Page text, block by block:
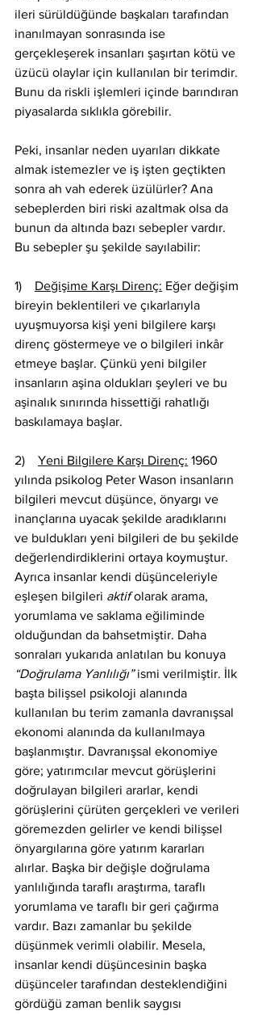
ileri sürüldüğünde başkaları tarafından
inanılmayan sonrasında ise
gerçekleşerek insanları şaşırtan kötü ve
üzücü olaylar için kullanılan bir terimdir.
Bunu da riskli işlemleri içinde barındıran
piyasalarda sıklıkla görebilir.
Peki, insanlar neden uyarıları dikkate
almak istemezler ve iş işten geçtikten
sonra ah vah ederek üzülürler? Ana
sebeplerden biri riski azaltmak olsa da
bunun da altında bazı sebepler vardır.
Bu sebepler şu şekilde sayılabilir:
1) Değişime Karşı Direnç: Eğer değişim
bireyin beklentileri ve çıkarlarıyla
uyuşmuyorsa kişi yeni bilgilere karşı
direnç göstermeye ve o bilgileri inkâr
etmeye başlar. Çünkü yeni bilgiler
insanların aşina oldukları şeyleri ve bu
aşinalık sınırında hissettiği rahatlığı
baskılamaya başlar.
2) Yeni Bilgilere Karşı Direnç: 1960
yılında psikolog Peter Wason insanların
bilgileri mevcut düşünce, önyargı ve
inançlarına uyacak şekilde aradıklarını
ve buldukları yeni bilgileri de bu şekilde
değerlendirdiklerini ortaya koymuştur.
Ayrıca insanlar kendi düşünceleriyle
eşleşen bilgileri aktif olarak arama,
yorumlama ve saklama eğiliminde
olduğundan da bahsetmiştir. Daha
sonraları yukarıda anlatılan bu konuya
“Doğrulama Yanlılığı” ismi verilmiştir. İlk
başta bilişsel psikoloji alanında
kullanılan bu terim zamanla davranışsal
ekonomi alanında da kullanılmaya
başlanmıştır. Davranışsal ekonomiye
göre; yatırımcılar mevcut görüşlerini
doğrulayan bilgileri ararlar, kendi
görüşlerini çürüten gerçekleri ve verileri
göremezden gelirler ve kendi bilişsel
önyargılarına göre yatırım kararları
alırlar. Başka bir değişle doğrulama
yanlılığında taraflı araştırma, taraflı
yorumlama ve taraflı bir geri çağırma
vardır. Bazı zamanlar bu şekilde
düşünmek verimli olabilir. Mesela,
insanlar kendi düşüncesinin başka
düşünceler tarafından desteklendiğini
gördüğü zaman benlik saygısı